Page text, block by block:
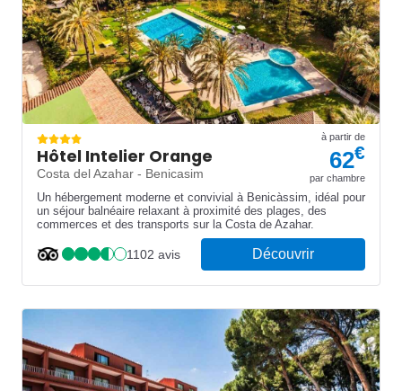
Hôtel Intelier Orange
Costa del Azahar - Benicasim
à partir de
62€
par chambre
Un hébergement moderne et convivial à Benicàssim, idéal pour
un séjour balnéaire relaxant à proximité des plages, des
commerces et des transports sur la Costa de Azahar.
1102 avis Découvrir